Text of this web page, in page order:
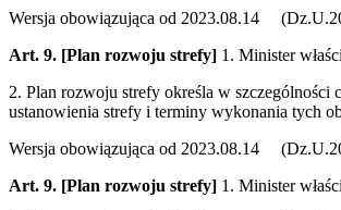
Wersja obowiązująca od 2023.08.14
Art. 9. [Plan rozwoju strefy] 1. Minister
2. Plan rozwoju strefy określa w szczególności
ustanowienia strefy i terminy wykonania tych
Wersja obowiązująca od 2023.08.14
Art. 9. [Plan rozwoju strefy] 1. Minister